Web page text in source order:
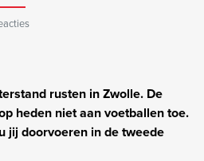
rusten in Zwolle. De
heden niet aan voetballen toe.
jij doorvoeren in de tweede